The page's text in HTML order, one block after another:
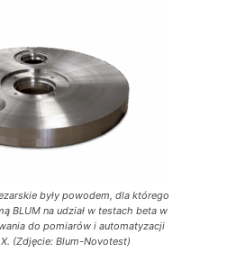
były powodem, dla którego
BLUM na udział w testach beta w
do pomiarów i automatyzacji
(Zdjęcie: Blum-Novotest)